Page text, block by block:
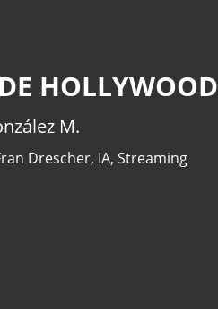
HOLLYWOOD
M.
Drescher, IA, Streaming